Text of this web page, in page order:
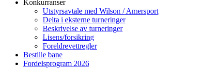
Konkurranser
Utstyrsavtale med Wilson / Amersport
Delta i eksterne turneringer
Beskrivelse av turneringer
Lisens/forsikring
Foreldrevettregler
Bestille bane
Fordelsprogram 2026